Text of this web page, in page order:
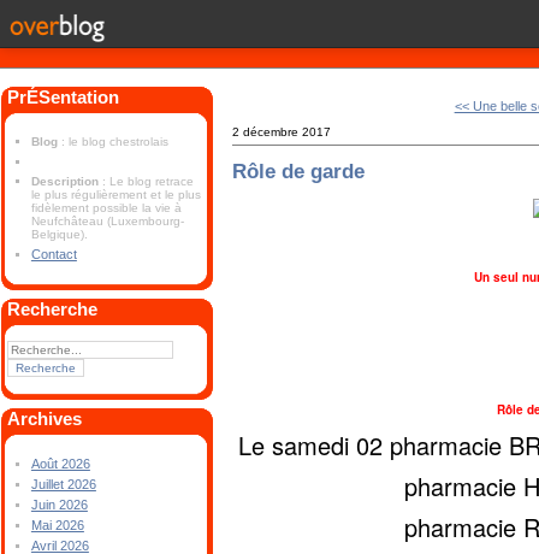
PrÉSentation
Blog : le blog chestrolais
Description : Le blog retrace
le plus régulièrement et le plus
fidèlement possible la vie à
Neufchâteau (Luxembourg-
Belgique).
Contact
Recherche
Archives
Août 2026
Juillet 2026
Juin 2026
Mai 2026
Avril 2026
<< Une belle
2 décembre 2017
Rôle de garde
Un seul
Rôle
Le samedi 02 pharmacie
pharmacie
pharmacie